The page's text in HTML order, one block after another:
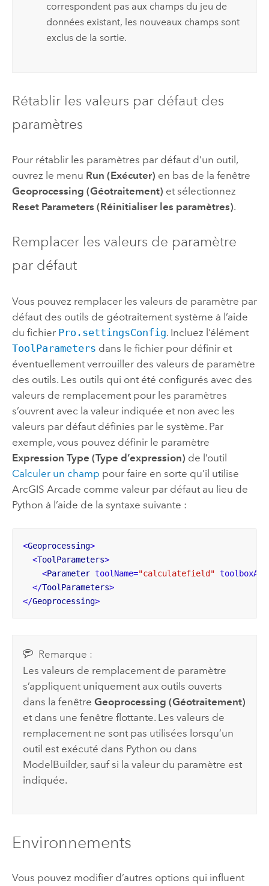
correspondent pas aux champs du jeu de
données existant, les nouveaux champs sont
exclus de la sortie.
Rétablir les valeurs par défaut des
paramètres
Pour rétablir les paramètres par défaut d’un outil,
ouvrez le menu Run (Exécuter) en bas de la fenêtre
Geoprocessing (Géotraitement) et sélectionnez
Reset Parameters (Réinitialiser les paramètres).
Remplacer les valeurs de paramètre
par défaut
Vous pouvez remplacer les valeurs de paramètre par
défaut des outils de géotraitement système à l’aide
du fichier Pro.settingsConfig. Incluez l’élément
ToolParameters dans le fichier pour définir et
éventuellement verrouiller des valeurs de paramètre
des outils. Les outils qui ont été configurés avec des
valeurs de remplacement pour les paramètres
s’ouvrent avec la valeur indiquée et non avec les
valeurs par défaut définies par le système. Par
exemple, vous pouvez définir le paramètre
Expression Type (Type d’expression) de l’outil
Calculer un champ pour faire en sorte qu’il utilise
ArcGIS Arcade comme valeur par défaut au lieu de
Python à l’aide de la syntaxe suivante :
<Geoprocessing>
<ToolParameters>
<Parameter toolName="calculatefield"
</ToolParameters>
</Geoprocessing>
Remarque :
Les valeurs de remplacement de paramètre
s’appliquent uniquement aux outils ouverts
dans la fenêtreGeoprocessing (Géotraitement)
et dans une fenêtre flottante. Les valeurs de
remplacement ne sont pas utilisées lorsqu’un
outil est exécuté dans Python ou dans
ModelBuilder, sauf si la valeur du paramètre est
indiquée.
Environnements
Vous pouvez modifier d’autres options qui influent